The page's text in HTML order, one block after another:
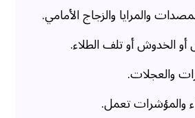
والمرايا والزجاج الأمامي.
الخدوش أو تلف الطلاء.
والعجلات.
والمؤشرات تعمل.